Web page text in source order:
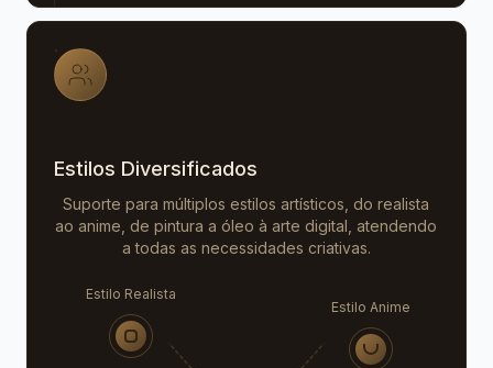
Estilos Diversificados
Suporte para múltiplos estilos artísticos, do realista
ao anime, de pintura a óleo à arte digital, atendendo
a todas as necessidades criativas.
Estilo Realista
Estilo Anime